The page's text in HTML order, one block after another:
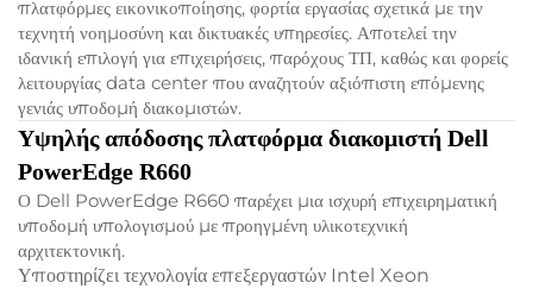
πλατφόρμες εικονικοποίησης, φορτία εργασίας σχετικά με την
τεχνητή νοημοσύνη και δικτυακές υπηρεσίες. Αποτελεί την
ιδανική επιλογή για επιχειρήσεις, παρόχους ΤΠ, καθώς και φορείς
λειτουργίας data center που αναζητούν αξιόπιστη επόμενης
γενιάς υποδομή διακομιστών.
Υψηλής απόδοσης πλατφόρμα διακομιστή Dell
PowerEdge R660
Ο Dell PowerEdge R660 παρέχει μια ισχυρή επιχειρηματική
υποδομή υπολογισμού με προηγμένη υλικοτεχνική
αρχιτεκτονική.
Υποστηρίζει τεχνολογία επεξεργαστών Intel Xeon